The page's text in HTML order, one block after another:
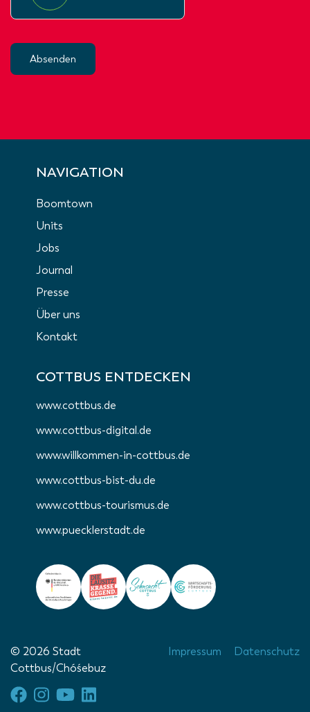
Absenden
NAVIGATION
Boomtown
Units
Jobs
Journal
Presse
Über uns
Kontakt
COTTBUS ENTDECKEN
www.cottbus.de
www.cottbus-digital.de
www.willkommen-in-cottbus.de
www.cottbus-bist-du.de
www.cottbus-tourismus.de
www.puecklerstadt.de
© 2026 Stadt
Cottbus/Chóśebuz
Impressum Datenschutz